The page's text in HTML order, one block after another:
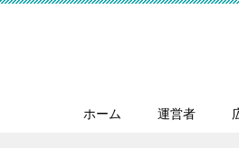
ホーム 運営者